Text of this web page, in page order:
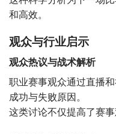
和高效。
观众与行业启示
观众热议与战术解析
职业赛事观众通过直播
成功与失败原因。
这类讨论不仅提高了赛